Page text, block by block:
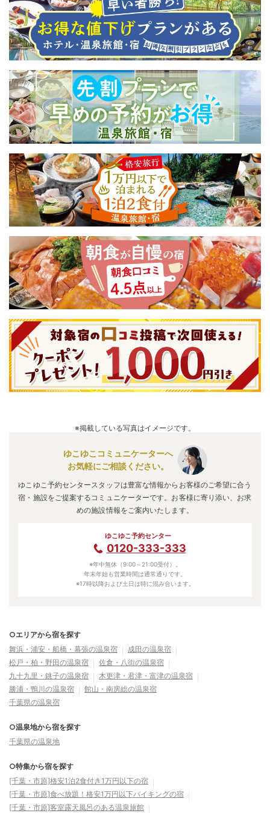
※掲載している写真はイメージです。
ゆこゆこコミュニケーターへ
お気軽にご相談ください。
ゆこゆこ予約センタースタッフは豊富な情報からお客様のご希望に合う
宿・施設をご提案するコミュニケーターです。お客様に寄り添い、お求
めの施設情報をご案内いたします。
ゆこゆこ予約センター
0120-333-333
※年中無休（9:00～21:00受付）。
年末年始も営業時間は通常通りです。
※17時以降および土日は特に混み合います。
○エリアから宿を探す
舞浜・浦安・船橋・幕張の温泉宿
成田の温泉宿
松戸・柏・野田の温泉宿
佐倉・八街の温泉宿
九十九里・銚子の温泉宿
木更津・君津・富津の温泉宿
勝浦・鴨川の温泉宿
館山・南房総の温泉宿
千葉県の温泉宿
○温泉地から宿を探す
千葉県の温泉地
○特集から宿を探す
[千葉・市原]格安1泊2食付き1万円以下の宿
[千葉・市原]食べ放題！格安1万円以下バイキングの宿
[千葉・市原]客室露天風呂のある温泉旅館